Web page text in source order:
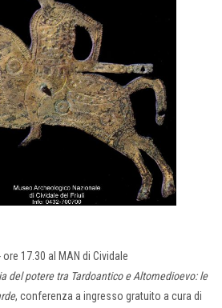
17.30 al MAN di Cividale
del potere tra Tardoantico e Altomedioevo: le
, conferenza a ingresso gratuito a cura di